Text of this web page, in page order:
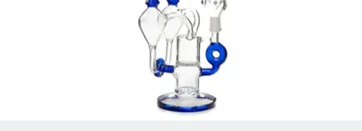
Spanish (Latin America)